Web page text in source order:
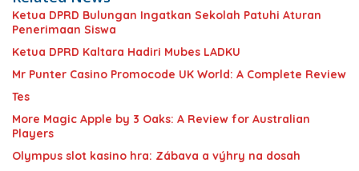
Ketua DPRD Bulungan Ingatkan Sekolah Patuhi Aturan
Penerimaan Siswa
Ketua DPRD Kaltara Hadiri Mubes LADKU
Mr Punter Casino Promocode UK World: A Complete Review
Tes
More Magic Apple by 3 Oaks: A Review for Australian
Players
Olympus slot kasino hra: Zábava a výhry na dosah